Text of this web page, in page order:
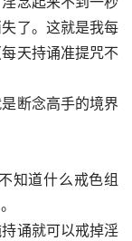
了。这就是我每
天持诵准提咒不
断念高手的境界
知道什么戒色组
诵就可以戒掉淫